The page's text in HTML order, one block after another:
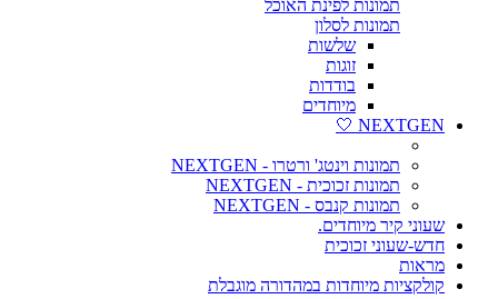
תמונות לפינת האוכל
תמונות לסלון
שלשות
זוגות
בודדות
מיוחדים
NEXTGEN 🤍
תמונות וינטג' ורטרו - NEXTGEN
תמונות זכוכית - NEXTGEN
תמונות קנבס - NEXTGEN
שעוני קיר מיוחדים.
חדש-שעוני זכוכית
מראות
קולקציות מיוחדות במהדורה מוגבלת